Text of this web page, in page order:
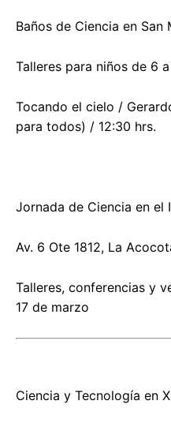
Baños de Ciencia en San
Talleres para niños de 6
Tocando el cielo /
para todos) / 12:30 hrs.
Jornada de Ciencia en el
Av. 6 Ote 1812, La
Talleres, conferencias y
17 de marzo
Ciencia y Tecnología en